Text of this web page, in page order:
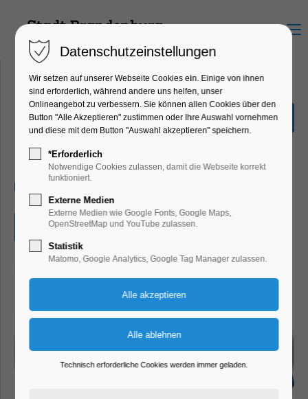
Menu
"4 NATIONS - One Court" -
U18 Volleyball - Halbfinals
Highlight, Kinder, Jugend, Sport
Eintritt frei
Datenschutzeinstellungen
Wir setzen auf unserer Webseite Cookies ein. Einige von ihnen
sind erforderlich, während andere uns helfen, unser
Onlineangebot zu verbessern. Sie können allen Cookies über den
Button "Alle Akzeptieren" zustimmen oder Ihre Auswahl vornehmen
und diese mit dem Button "Auswahl akzeptieren" speichern.
*Erforderlich
Notwendige Cookies zulassen, damit die Webseite korrekt
funktioniert.
Externe Medien
Externe Medien wie Google Fonts, Google Maps,
OpenStreetMap und YouTube zulassen.
Statistik
Matomo, Google Analytics, Google Tag Manager zulassen.
Technisch erforderliche Cookies werden immer geladen.